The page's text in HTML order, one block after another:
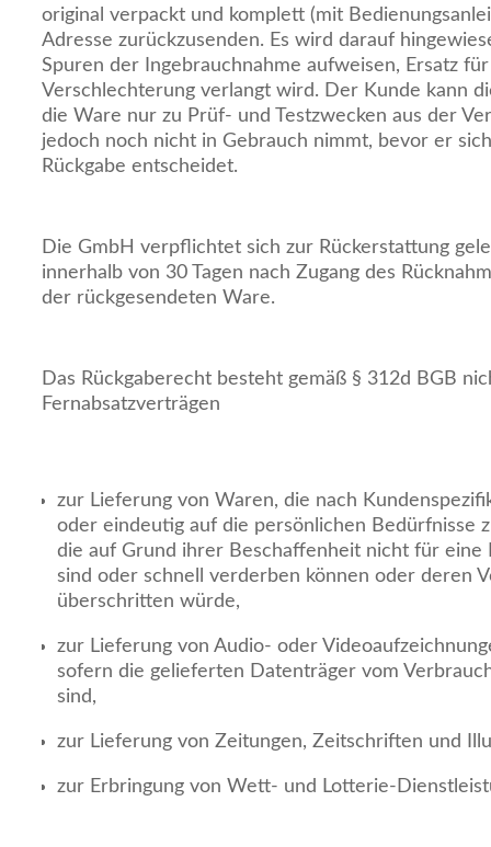
original verpackt und komplett (mit
Adresse zurückzusenden. Es wird darauf
Spuren der Ingebrauchnahme aufweisen, Ersatz
Verschlechterung verlangt wird. Der Kunde kann
die Ware nur zu Prüf- und Testzwecken aus der
jedoch noch nicht in Gebrauch nimmt, bevor er
Rückgabe entscheidet.
Die GmbH verpflichtet sich zur Rückerstattung
innerhalb von 30 Tagen nach Zugang des
der rückgesendeten Ware.
Das Rückgaberecht besteht gemäß § 312d BGB
Fernabsatzverträgen
zur Lieferung von Waren, die nach
oder eindeutig auf die persönlichen Bedürfnisse
die auf Grund ihrer Beschaffenheit nicht für eine
sind oder schnell verderben können oder deren
überschritten würde,
zur Lieferung von Audio- oder
sofern die gelieferten Datenträger vom
sind,
zur Lieferung von Zeitungen, Zeitschriften und
zur Erbringung von Wett- und Lotterie-